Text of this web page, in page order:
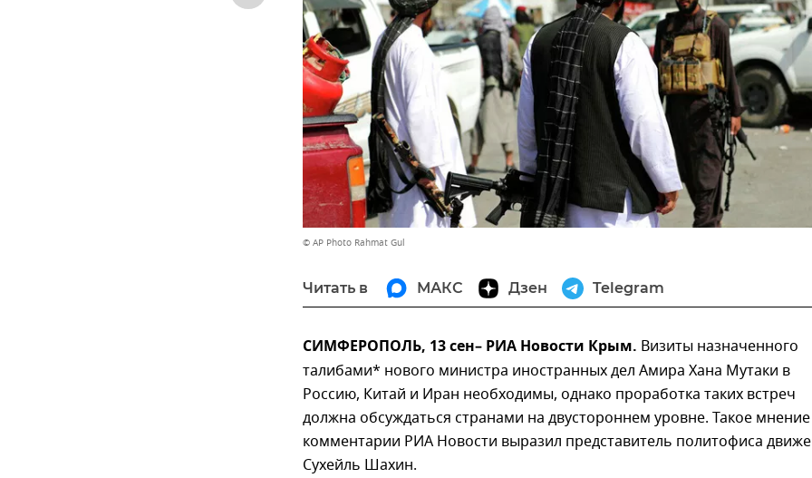
© AP Photo Rahmat Gul
Читать в МАКС Дзен Telegram
СИМФЕРОПОЛЬ, 13 сен– РИА Новости Крым. Визиты назначенного
талибами* нового министра иностранных дел Амира Хана Мутаки в
Россию, Китай и Иран необходимы, однако проработка таких встреч
должна обсуждаться странами на двустороннем уровне. Такое
комментарии РИА Новости выразил представитель политофиса
Сухейль Шахин.